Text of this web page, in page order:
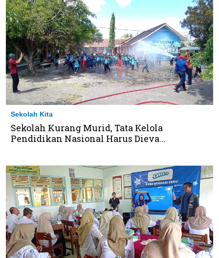
Sekolah Kita
Sekolah Kurang Murid, Tata Kelola
Pendidikan Nasional Harus Dieva...